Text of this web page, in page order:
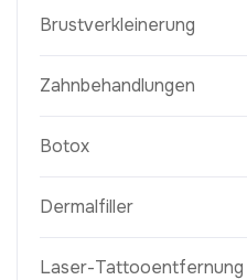
Brustverkleinerung
Zahnbehandlungen
Botox
Dermalfiller
Laser-Tattooentfernung